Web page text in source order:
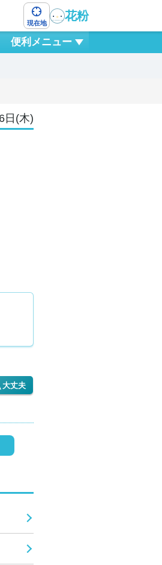
現在地
花粉
便利メニュー
0
日(木)
大丈夫